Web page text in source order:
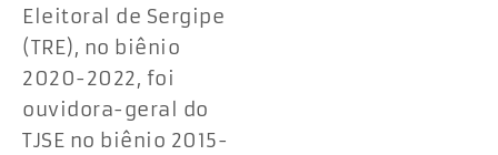
Eleitoral de Sergipe
(TRE), no biênio
2020-2022, foi
ouvidora-geral do
TJSE no biênio 2015-